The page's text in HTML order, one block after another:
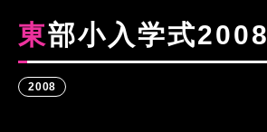
東部小入学式2008
2008